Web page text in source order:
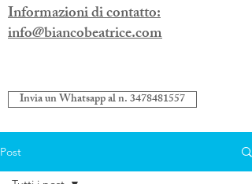
Informazioni di contatto:
info@biancobeatrice.com
Invia un Whatsapp al n. 3478481557
Post